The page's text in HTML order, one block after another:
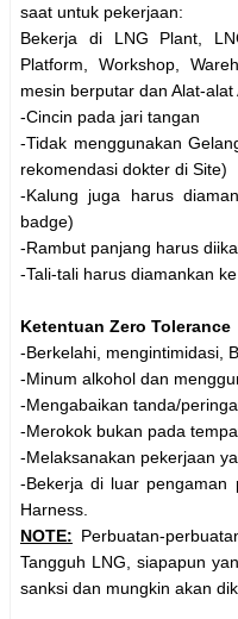
saat untuk pekerjaan:
Bekerja di LNG Plant,
Platform, Workshop,
mesin berputar dan Alat-alat
-Cincin pada jari tangan
-Tidak menggunakan
rekomendasi dokter di Site)
-Kalung juga harus
badge)
-Rambut panjang harus
-Tali-tali harus diamankan
Ketentuan Zero Tolerance
-Berkelahi, mengintimidasi,
-Minum alkohol dan
-Mengabaikan tanda/
-Merokok bukan pada
-Melaksanakan pekerjaan
-Bekerja di luar pengaman
Harness.
NOTE: Perbuatan-
Tangguh LNG, siapapun
sanksi dan mungkin akan